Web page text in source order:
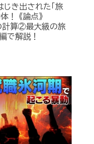
じき出された「旅
！ 《論点》
算②最大級の旅
で解説！